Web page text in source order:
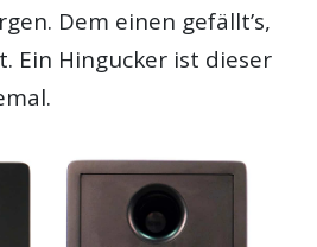
Dem einen gefällt’s,
Ein Hingucker ist dieser